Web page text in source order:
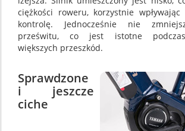
ciężkości roweru, korzystnie
kontrolę. Jednocześnie nie
prześwitu, co jest istotne podczas
większych przeszkód.
Sprawdzone
i jeszcze
ciche